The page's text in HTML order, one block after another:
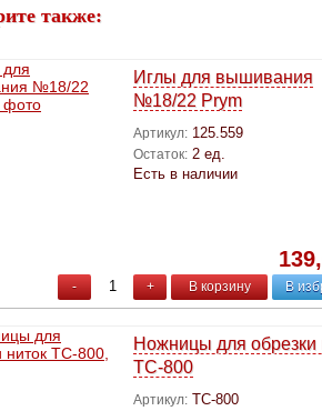
также:
Иглы для вышивания
№18/22 Prym
Артикул: 125.559
Остаток: 2 ед.
Есть в наличии
- + В корзину В
Ножницы для обрезки
ТС-800
Артикул: ТС-800